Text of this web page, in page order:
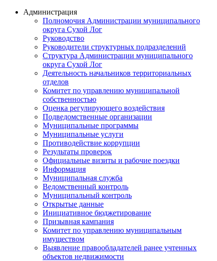
Администрация
Полномочия Администрации муниципального
округа Сухой Лог
Руководство
Руководители структурных подразделений
Структура Администрации муниципального
округа Сухой Лог
Деятельность начальников территориальных
отделов
Комитет по управлению муниципальной
собственностью
Оценка регулирующего воздействия
Подведомственные организации
Муниципальные программы
Муниципальные услуги
Противодействие коррупции
Результаты проверок
Официальные визиты и рабочие поездки
Информация
Муниципальная служба
Ведомственный контроль
Муниципальный контроль
Открытые данные
Инициативное бюджетирование
Призывная кампания
Комитет по управлению муниципальным
имуществом
Выявление правообладателей ранее учтенных
объектов недвижимости